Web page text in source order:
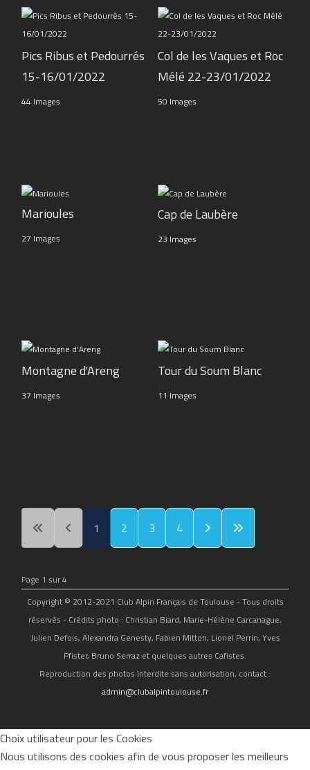
Pics Ribus et Pedourrés
15-16/01/2022
44 Images
Col de les Vaques et Roc
Mélé 22-23/01/2022
50 Images
Marioules
27 Images
Cap de Laubère
23 Images
Montagne d'Areng
37 Images
Tour du Soum Blanc
11 Images
1 2 3 4
Page 1 sur 4
Copyright © 2012-2021 Club Alpin Français de Toulouse - Tous droits
réservés - Crédits photo : Christian Biard, Marie-Hélène Carcanague,
Julien Defois, Alexandra Genesty, Fabien Mitton, Lionel Perrin, Yves
Pfister, Bruno Serraz et quelques autres Cafistes.
Reproduction des photos interdite sans autorisation, contact :
admin@clubalpintoulouse.fr
Choix utilisateur pour les Cookies
Nous utilisons des cookies afin de vous proposer les meilleurs